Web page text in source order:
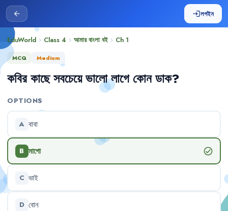
arrow_back loginলগইন
EduWorld chevron_right Class 4 chevron_right আমার বাংলা বই chevron_right Ch 1
MCQ Medium
কবির কাছে সবচেয়ে ভালো লাগে কোন ডাক?
OPTIONS
A বাবা
B মাগো check_circle
C ভাই
D বোন